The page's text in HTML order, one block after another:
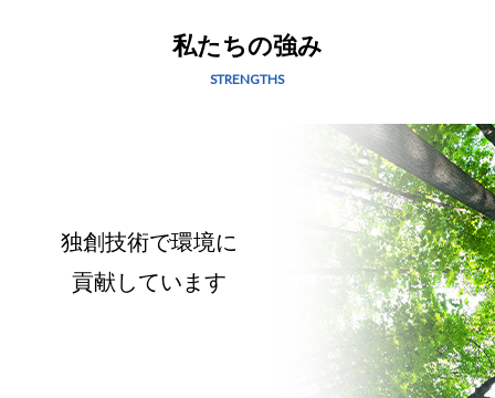
私たちの強み
STRENGTHS
独創技術で環境に
貢献しています